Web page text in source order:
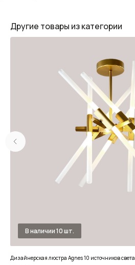
Другие товары из категории
Дизайнерская люстра Agnes 10 источников света